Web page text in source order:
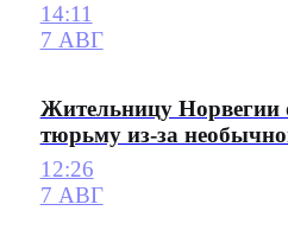
14:11
7 АВГ
Жительницу Норвегии
тюрьму из-за
12:26
7 АВГ